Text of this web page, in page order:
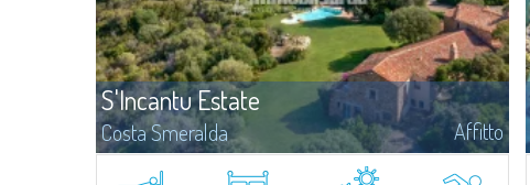
S'Incantu Estate
Costa Smeralda Affitto
S'Incantu Estate gode di una posizione privilegiata alle porte della